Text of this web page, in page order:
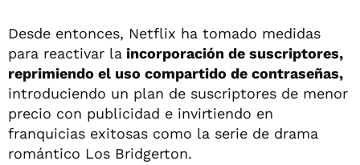
Desde entonces, Netflix ha tomado medidas
para reactivar la incorporación de suscriptores,
reprimiendo el uso compartido de contraseñas,
introduciendo un plan de suscriptores de menor
precio con publicidad e invirtiendo en
franquicias exitosas como la serie de drama
romántico Los Bridgerton.